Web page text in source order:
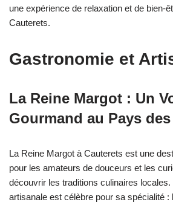
une expérience de relaxation et de bien-
Cauterets.
Gastronomie et
La Reine Margot : Un
Gourmand au Pays
La Reine Margot à Cauterets est une
pour les amateurs de douceurs et les
découvrir les traditions culinaires
artisanale est célèbre pour sa spécialité :